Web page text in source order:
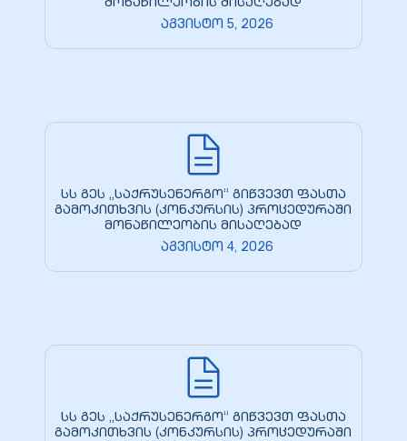
მონაწილეობის მისაღებად
აგვისტო 5, 2026
სს გეს „საქრუსენერგო“ გიწვევთ ფასთა
გამოკითხვის (კონკურსის) პროცედურაში
მონაწილეობის მისაღებად
აგვისტო 4, 2026
სს გეს „საქრუსენერგო“ გიწვევთ ფასთა
გამოკითხვის (კონკურსის) პროცედურაში